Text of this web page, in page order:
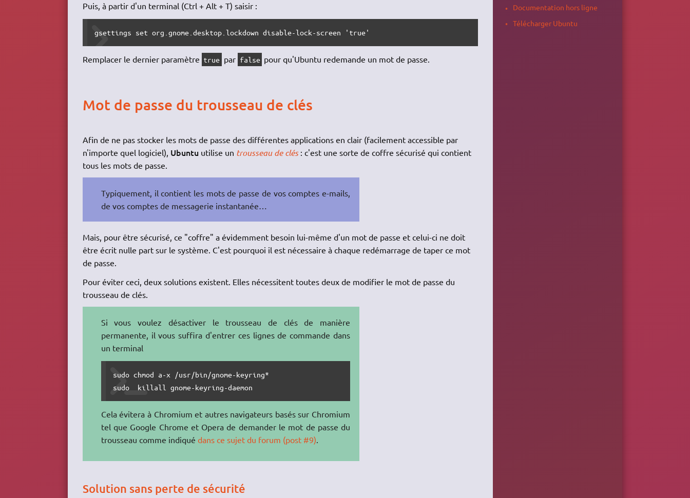
Puis, à partir d'un terminal (Ctrl + Alt + T) saisir :
gsettings set org.gnome.desktop.lockdown disable-lock-screen 'true'
Remplacer le dernier paramètre true par false pour qu'Ubuntu redemande un mot de passe.
Mot de passe du trousseau de clés
Afin de ne pas stocker les mots de passe des différentes applications en clair (facilement accessible par
n'importe quel logiciel), Ubuntu utilise un trousseau de clés: c'est une sorte de coffre sécurisé qui contient
tous les mots de passe.
Typiquement, il contient les mots de passe de vos comptes e-mails,
de vos comptes de messagerie instantanée…
Mais, pour être sécurisé, ce "coffre" a évidemment besoin lui-même d'un mot de passe et celui-ci ne doit
être écrit nulle part sur le système. C'est pourquoi il est nécessaire à chaque redémarrage de taper ce mot
de passe.
Pour éviter ceci, deux solutions existent. Elles nécessitent toutes deux de modifier le mot de passe du
trousseau de clés.
Si vous voulez désactiver le trousseau de clés de manière
permanente, il vous suffira d'entrer ces lignes de commande dans
un terminal
sudo chmod a-x /usr/bin/gnome-keyring*
sudo  killall gnome-keyring-daemon
Cela évitera à Chromium et autres navigateurs basés sur Chromium
tel que Google Chrome et Opera de demander le mot de passe du
trousseau comme indiqué dans ce sujet du forum (post #9).
Solution sans perte de sécurité
Documentation hors ligne
Télécharger Ubuntu